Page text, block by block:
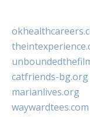
catfriends-bg.org
marianlives.org
waywardtees.com